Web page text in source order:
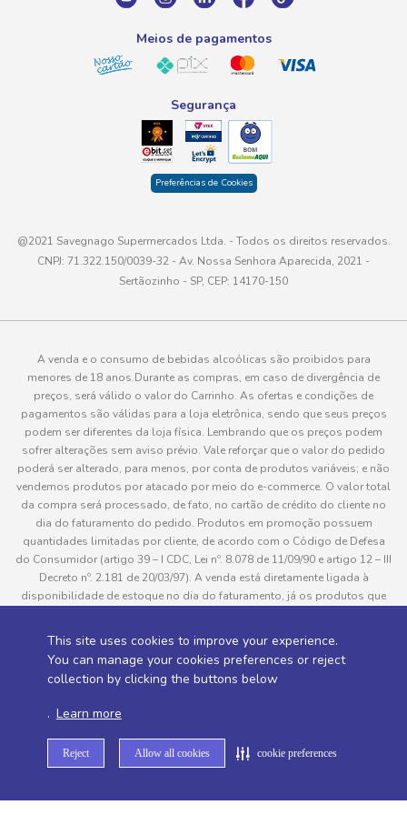
This site uses cookies to improve your experience.
You can manage your cookies preferences or reject
collection by clicking the buttons below
. Learn more
Reject Allow all cookies cookie preferences
atendimento@savegnago.com.br
Meios de pagamentos
Segurança
Preferências de Cookies
@2021 Savegnago Supermercados Ltda. - Todos os direitos reservados.
CNPJ: 71.322.150/0039-32 - Av. Nossa Senhora Aparecida, 2021 -
Sertãozinho - SP, CEP: 14170-150
A venda e o consumo de bebidas alcoólicas são proibidos para
menores de 18 anos.Durante as compras, em caso de divergência de
preços, será válido o valor do Carrinho. As ofertas e condições de
pagamentos são válidas para a loja eletrônica, sendo que seus preços
podem ser diferentes da loja física. Lembrando que os preços podem
sofrer alterações sem aviso prévio. Vale reforçar que o valor do pedido
poderá ser alterado, para menos, por conta de produtos variáveis; e não
vendemos produtos por atacado por meio do e-commerce. O valor total
da compra será processado, de fato, no cartão de crédito do cliente no
dia do faturamento do pedido. Produtos em promoção possuem
quantidades limitadas por cliente, de acordo com o Código de Defesa
do Consumidor (artigo 39 – I CDC, Lei nº. 8.078 de 11/09/90 e artigo 12 – III
Decreto nº. 2.181 de 20/03/97). A venda está diretamente ligada à
disponibilidade de estoque no dia do faturamento, já os produtos que
pedido do cliente, este não será entregue e o valor do item não será
cobrado. As fotos dos produtos no site são ilustrativas, podendo haver
divergência com o produto real e todos os pedidos estão sujeitos à
consultadas em “Política de Entregas”
Desenvolvido por